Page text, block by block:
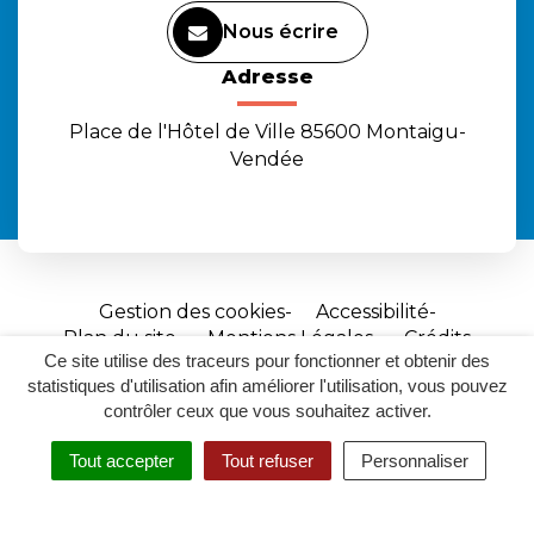
Ce site utilise des traceurs pour fonctionner et obtenir des
statistiques d'utilisation afin améliorer l'utilisation, vous pouvez
contrôler ceux que vous souhaitez activer.
Tout accepter Tout refuser Personnaliser
RECHERCHER
ACCESSIBILITÉ
Nous écrire
Adresse
Place de l'Hôtel de Ville 85600 Montaigu-
Vendée
Gestion des cookies
Accessibilité
Plan du site
Mentions Légales
Crédits
Site
réalisé
par
Inovagora